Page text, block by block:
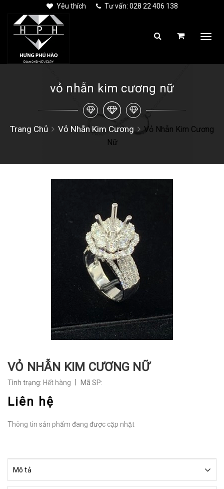
Yêu thích Tư vấn: 028 22 406 138
vỏ nhẫn kim cương nữ
Trang Chủ Vỏ Nhẫn Kim Cương
Vỏ Nhẫn Kim Cương
Nữ
VỎ NHẪN KIM CƯƠNG NỮ
Tình trạng: Hết hàng Mã SP:
Liên hệ
Thông tin sản phẩm đang được cập nhật
Mô tả